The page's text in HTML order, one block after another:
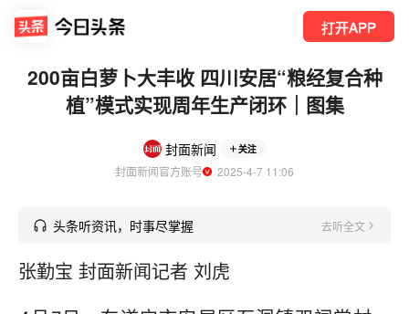
打开APP
200亩白萝卜大丰收 四川安居“粮经复合种
植”模式实现周年生产闭环｜图集
封面新闻 关注
封面新闻官方账号
  2025-4-7 11:06
头条听资讯，时事尽掌握 去听全文
张勤宝 封面新闻记者 刘虎